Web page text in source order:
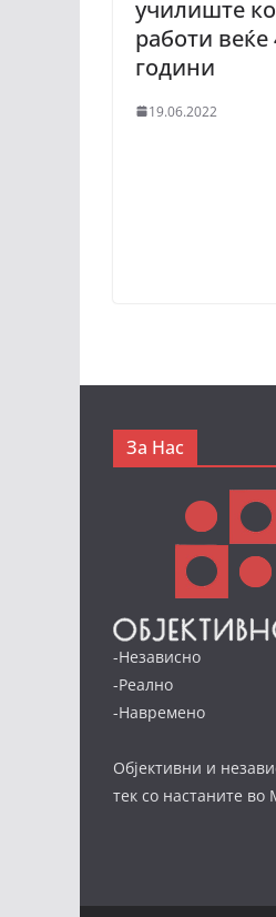
училиште
работи веќе
години
19.06.2022
За Нас
-Независно
-Реално
-Навремено
Објективни и
тек со настаните во